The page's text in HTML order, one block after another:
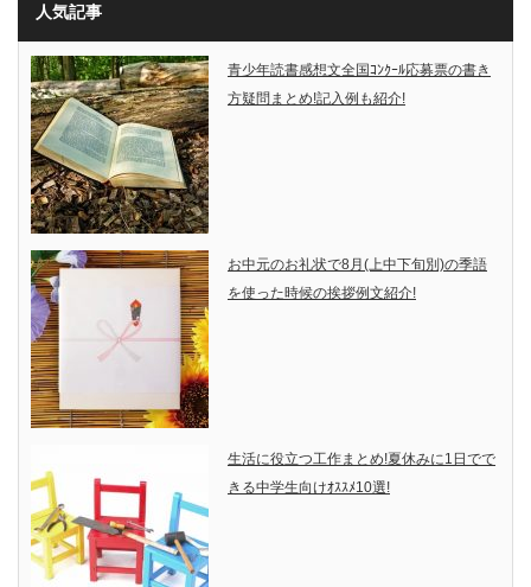
人気記事
青少年読書感想文全国ｺﾝｸｰﾙ応募票の書き
方疑問まとめ!記入例も紹介!
お中元のお礼状で8月(上中下旬別)の季語
を使った時候の挨拶例文紹介!
生活に役立つ工作まとめ!夏休みに1日でで
きる中学生向けｵｽｽﾒ10選!